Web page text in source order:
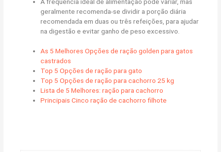
geralmente recomenda-se dividir a porção diária
recomendada em duas ou três refeições, para ajudar
na digestão e evitar ganho de peso excessivo.
As 5 Melhores Opções de ração golden para gatos
castrados
Top 5 Opções de ração para gato
Top 5 Opções de ração para cachorro 25 kg
Lista de 5 Melhores: ração para cachorro
Principais Cinco ração de cachorro filhote